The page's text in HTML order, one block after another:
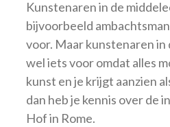
Kunstenaren in de
bijvoorbeeld
voor. Maar kunstenaren in
wel iets voor omdat alles
kunst en je krijgt aanzien
dan heb je kennis over de
Hof in Rome.